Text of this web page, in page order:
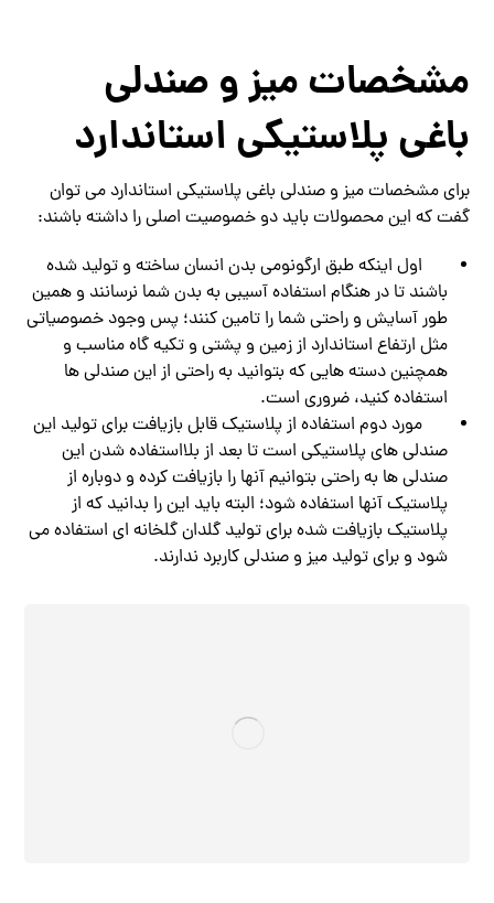
مشخصات میز و صندلی
باغی پلاستیکی استاندارد
برای مشخصات میز و صندلی باغی پلاستیکی استاندارد می توان
گفت که این محصولات باید دو خصوصیت اصلی را داشته باشند:
اول اینکه طبق ارگونومی بدن انسان ساخته و تولید شده
باشند تا در هنگام استفاده آسیبی به بدن شما نرسانند و همین
طور آسایش و راحتی شما را تامین کنند؛ پس وجود خصوصیاتی
مثل ارتفاع استاندارد از زمین و پشتی و تکیه گاه مناسب و
همچنین دسته هایی که بتوانید به راحتی از این صندلی ها
استفاده کنید، ضروری است.
مورد دوم استفاده از پلاستیک قابل بازیافت برای تولید این
صندلی های پلاستیکی است تا بعد از بلااستفاده شدن این
صندلی ها به راحتی بتوانیم آنها را بازیافت کرده و دوباره از
پلاستیک آنها استفاده شود؛ البته باید این را بدانید که از
پلاستیک بازیافت شده برای تولید گلدان گلخانه ای استفاده می
شود و برای تولید میز و صندلی کاربرد ندارند.